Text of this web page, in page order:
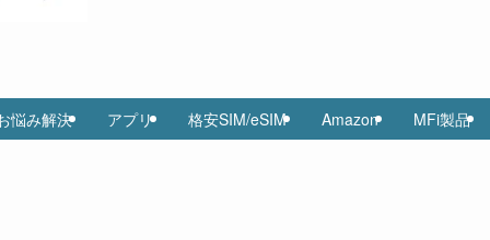
悩み解決 アプリ 格安SIM/eSIM Amazon MFi製品